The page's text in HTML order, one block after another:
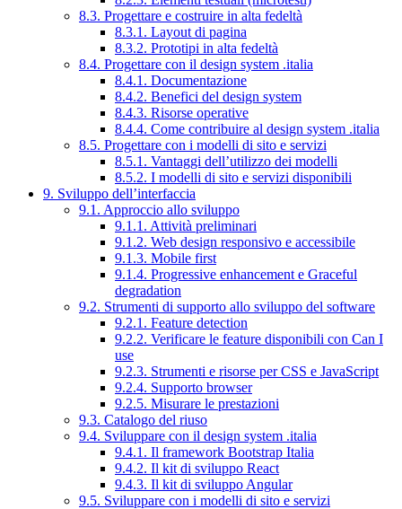
8.3. Progettare e costruire in alta fedeltà
8.3.1. Layout di pagina
8.3.2. Prototipi in alta fedeltà
8.4. Progettare con il design system .italia
8.4.1. Documentazione
8.4.2. Benefici del design system
8.4.3. Risorse operative
8.4.4. Come contribuire al design system .italia
8.5. Progettare con i modelli di sito e servizi
8.5.1. Vantaggi dell’utilizzo dei modelli
8.5.2. I modelli di sito e servizi disponibili
9. Sviluppo dell’interfaccia
9.1. Approccio allo sviluppo
9.1.1. Attività preliminari
9.1.2. Web design responsivo e accessibile
9.1.3. Mobile first
9.1.4. Progressive enhancement e Graceful
degradation
9.2. Strumenti di supporto allo sviluppo del software
9.2.1. Feature detection
9.2.2. Verificare le feature disponibili con Can I
use
9.2.3. Strumenti e risorse per CSS e JavaScript
9.2.4. Supporto browser
9.2.5. Misurare le prestazioni
9.3. Catalogo del riuso
9.4. Sviluppare con il design system .italia
9.4.1. Il framework Bootstrap Italia
9.4.2. Il kit di sviluppo React
9.4.3. Il kit di sviluppo Angular
9.5. Sviluppare con i modelli di sito e servizi